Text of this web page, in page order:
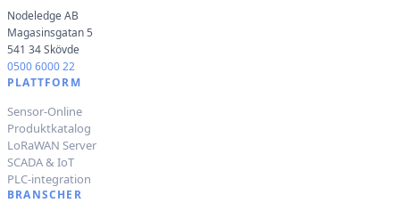
Nodeledge AB
Magasinsgatan 5
541 34 Skövde
0500 6000 22
PLATTFORM
Sensor-Online
Produktkatalog
LoRaWAN Server
SCADA & IoT
PLC-integration
BRANSCHER